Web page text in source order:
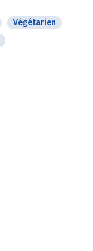
Végétarien